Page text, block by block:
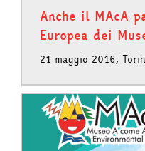
Anche il MAcA
Europea dei
21 maggio 2016,